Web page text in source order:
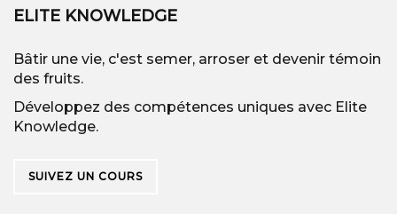
ELITE KNOWLEDGE
Bâtir une vie, c'est semer, arroser et devenir témoin
des fruits.
Développez des compétences uniques avec Elite
Knowledge.
SUIVEZ UN COURS